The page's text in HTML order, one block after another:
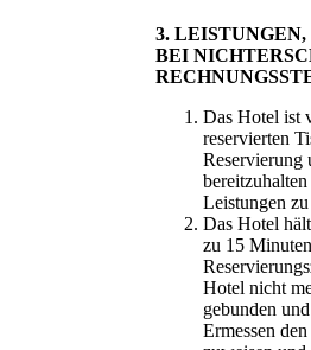
3.
BEI
Das Hotel ist
reservierten
Reservierung
Leistungen
Das Hotel
zu 15
Hotel nicht
gebunden
Ermessen